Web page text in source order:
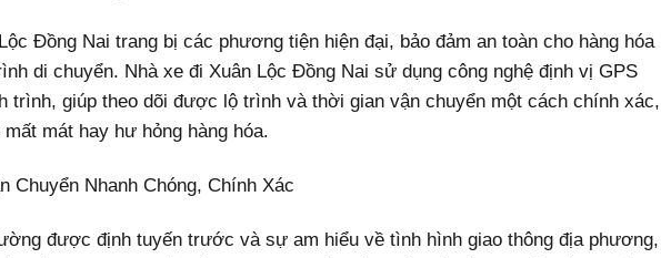
Đồng Nai trang bị các phương tiện hiện đại, bảo đảm an toàn cho hàng hóa
di chuyển. Nhà xe đi Xuân Lộc Đồng Nai sử dụng công nghệ định vị GPS
trình, giúp theo dõi được lộ trình và thời gian vận chuyển một cách chính xác,
mát hay hư hỏng hàng hóa.
Chuyển Nhanh Chóng, Chính Xác
được định tuyến trước và sự am hiểu về tình hình giao thông địa phương,